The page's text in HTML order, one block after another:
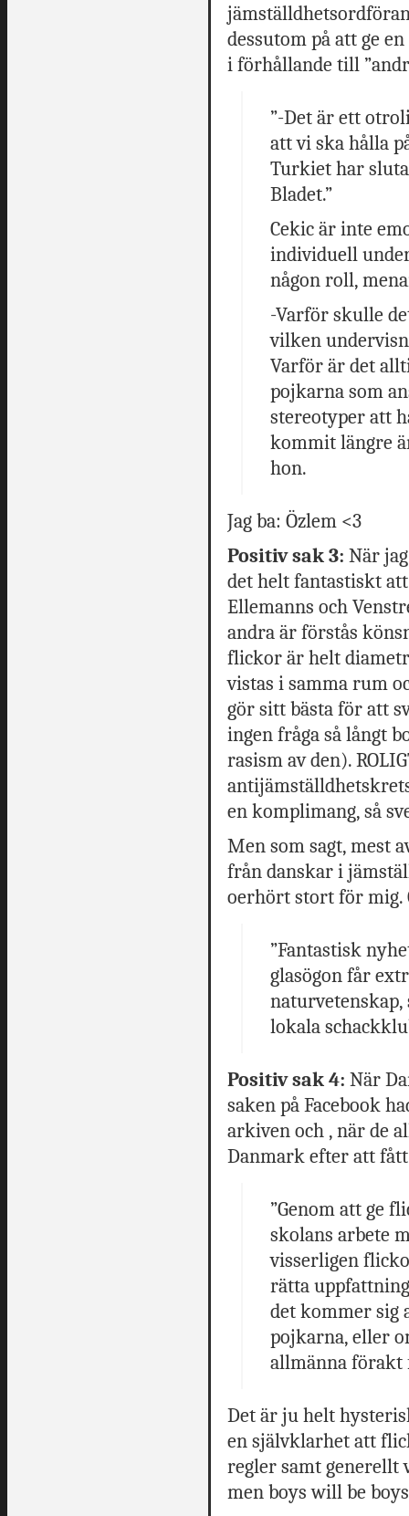
dessutom på att ge
i förhållande till
”-Det är ett
att vi ska hålla
Turkiet har
Bladet.”
Cekic är inte
individuell
någon roll,
-Varför skulle
vilken
Varför är det
pojkarna som
stereotyper att
kommit längre
hon.
Jag ba: Özlem <3
Positiv sak 3: När
det helt fantastiskt
Ellemanns och
andra är förstås
flickor är helt
vistas i samma rum
gör sitt bästa för att
ingen fråga så långt
rasism av den).
en komplimang, så
Men som sagt, mest
från danskar i
oerhört stort för mig.
”Fantastisk
glasögon får
lokala
Positiv sak 4: När
saken på Facebook
arkiven och , när de
Danmark efter att
”Genom att ge
skolans arbete
visserligen
rätta
det kommer sig
pojkarna, eller
allmänna förakt
Det är ju helt
en självklarhet att
regler samt generellt
men boys will be